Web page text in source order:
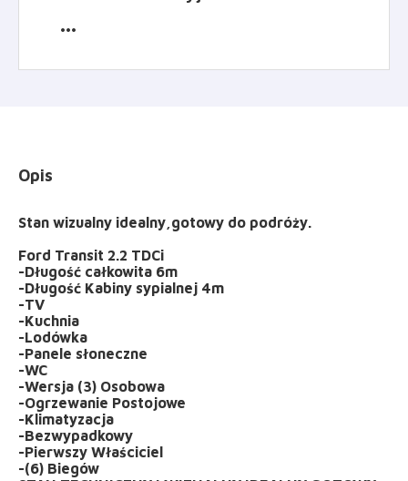
more_horiz
Opis
Stan wizualny idealny,gotowy do podróży.
Ford Transit 2.2 TDCi
-Długość całkowita 6m
-Długość Kabiny sypialnej 4m
-TV
-Kuchnia
-Lodówka
-Panele słoneczne
-WC
-Wersja (3) Osobowa
-Ogrzewanie Postojowe
-Klimatyzacja
-Bezwypadkowy
-Pierwszy Właściciel
-(6) Biegów